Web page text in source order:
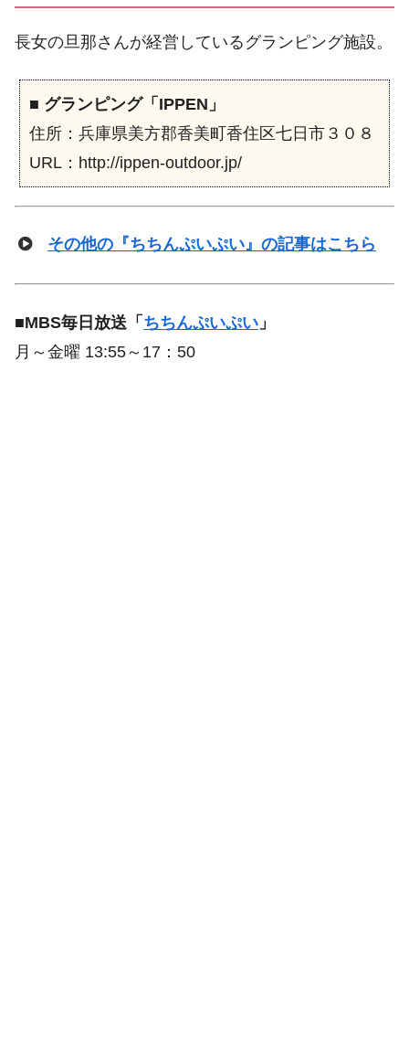
長女の旦那さんが経営しているグランピング施設。
■ グランピング「IPPEN」
住所：兵庫県美方郡香美町香住区七日市３０８
URL：http://ippen-outdoor.jp/
その他の『ちちんぷいぷい』の記事はこちら
■MBS毎日放送「 ちちんぷいぷい 」
月～金曜 13:55～17：50